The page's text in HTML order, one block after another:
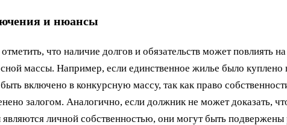
и нюансы
что наличие долгов и обязательств может повлиять
массы. Например, если единственное жилье было куплено
включено в конкурсную массу, так как право
залогом. Аналогично, если должник не может доказать,
являются личной собственностью, они могут быть подвержены